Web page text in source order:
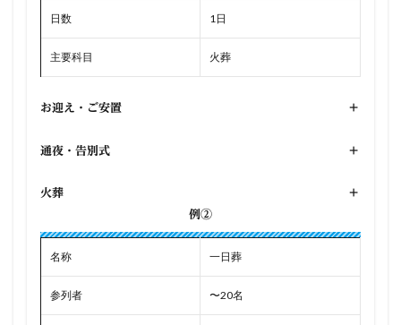
日数 1日
主要科目 火葬
お迎え・ご安置 +
通夜・告別式 +
火葬
+
例②
名称 一日葬
参列者 〜20名